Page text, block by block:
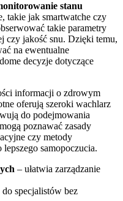
stanu
takie jak smartwatche czy
takie parametry
czy jakość snu. Dzięki temu,
na ewentualne
decyzje dotyczące
informacji o zdrowym
oferują szeroki wachlarz
do podejmowania
poznawać zasady
czy metody
samopoczucia.
– ułatwia zarządzanie
specjalistów bez